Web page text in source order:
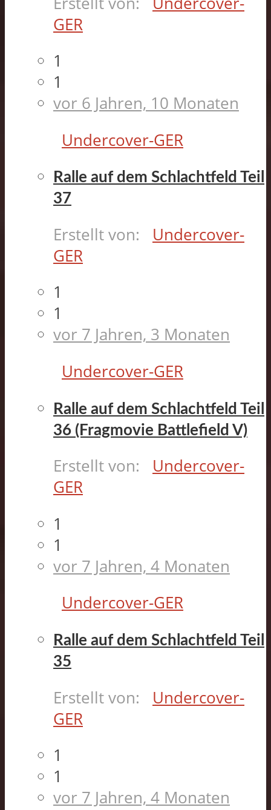
GER
1
1
vor 6 Jahren, 10 Monaten
Undercover-GER
Ralle auf dem Schlachtfeld Teil
37
Erstellt von:
Undercover-
GER
1
1
vor 7 Jahren, 3 Monaten
Undercover-GER
Ralle auf dem Schlachtfeld Teil
36 (Fragmovie Battlefield V)
Erstellt von:
Undercover-
GER
1
1
vor 7 Jahren, 4 Monaten
Undercover-GER
Ralle auf dem Schlachtfeld Teil
35
Erstellt von:
Undercover-
GER
1
1
vor 7 Jahren, 4 Monaten